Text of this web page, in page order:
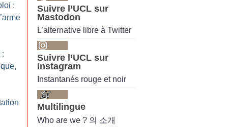
:
:
Suivre l’UCL sur
Mastodon
L’alternative libre à Twitter
Suivre l’UCL sur
Instagram
Instantanés rouge et noir
Multilingue
Who are we ? 의 소개